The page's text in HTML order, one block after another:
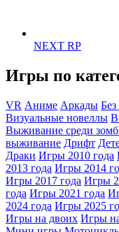
NEXT RP
Игры по
VR Аниме Аркады
Визуальные новеллы
Выживание среди
выживание Дрифт
Драки Игры 2010 года
2013 года Игры 2014
Игры 2017 года Игры
года Игры 2021 года
2024 года Игры 2025
Игры на двоих Игры